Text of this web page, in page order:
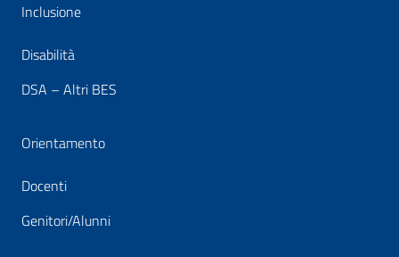
Inclusione
Disabilità
DSA – Altri BES
Orientamento
Docenti
Genitori/Alunni